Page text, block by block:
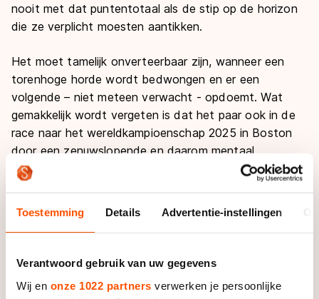
Toestemming Details Advertentie-instellingen
Verantwoord gebruik van uw gegevens
Wij en onze 1022 partners verwerken je persoonlijke
nooit met dat puntentotaal als de stip op de horizon
die ze verplicht moesten aantikken.
Het moet tamelijk onverteerbaar zijn, wanneer een
torenhoge horde wordt bedwongen en er een
volgende – niet meteen verwacht - opdoemt. Wat
gemakkelijk wordt vergeten is dat het paar ook in de
race naar het wereldkampioenschap 2025 in Boston
door een zenuwslopende en daarom mentaal
loodzware periode is gegaan om de benodigde punten
te bemachtigen. Zonder iemand een zwartepiet toe te
te kwalificeren voor de Spelen. Omdat we in goeden
de meeste mensen niet erg diep in deze sport zitten –